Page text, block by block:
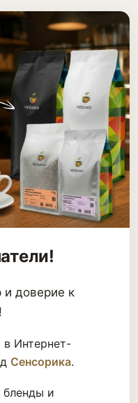
и доверие к
Интернет-
Сенсорика.
бленды и